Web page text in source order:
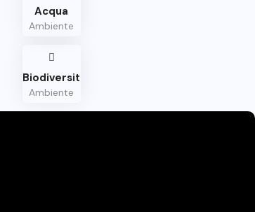
Acqua
Ambiente
Biodiversità
Ambiente